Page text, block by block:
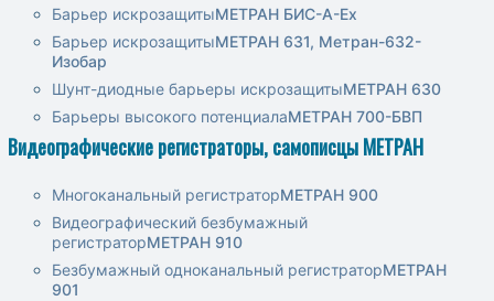
Барьер искрозащитыМЕТРАН БИС-А-Ех
Барьер искрозащитыМЕТРАН 631, Метран-632-
Изобар
Шунт-диодные барьеры искрозащитыМЕТРАН 630
Барьеры высокого потенциалаМЕТРАН 700-БВП
Видеографические регистраторы, самописцы МЕТРАН
Многоканальный регистраторМЕТРАН 900
Видеографический безбумажный
регистраторМЕТРАН 910
Безбумажный одноканальный регистраторМЕТРАН
901